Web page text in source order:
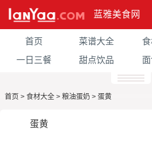
蓝雅美食网
首页 菜谱大全
一日三餐
甜点饮品
首页 > 食材大全 > 粮油蛋奶 > 蛋黄
蛋黄